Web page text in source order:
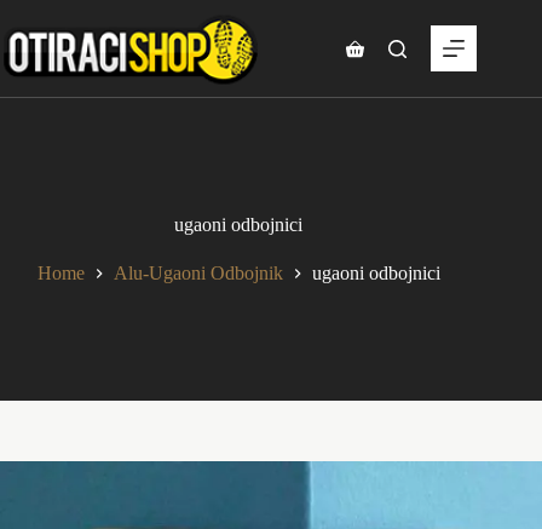
to
content
Shopping
ugaoni odbojnici
Home Alu-Ugaoni Odbojnik ugaoni odbojnici